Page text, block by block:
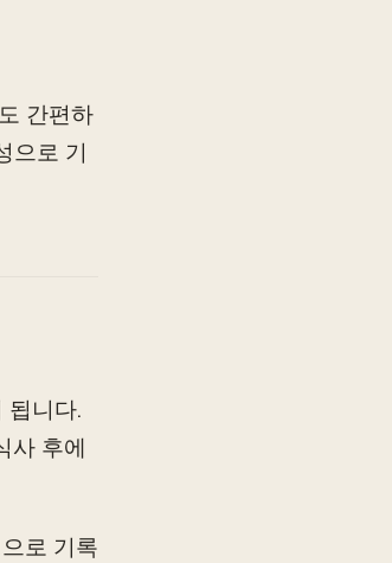
간편하
으로 기
됩니다.
사 후에
로 기록